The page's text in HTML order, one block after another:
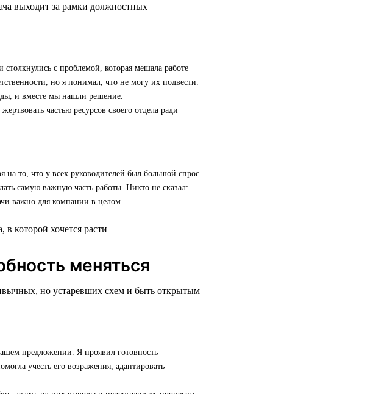
выходит за рамки должностных
с проблемой, которая мешала работе
но я понимал, что не могу их подвести.
и вместе мы нашли решение.
частью ресурсов своего отдела ради
на то, что у всех руководителей был большой спрос
самую важную часть работы. Никто не сказал:
важно для компании в целом.
меняться
но устаревших схем и быть открытым
предложении. Я проявил готовность
учесть его возражения, адаптировать